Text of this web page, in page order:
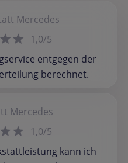
Mercedes
1,0/5
entgegen der
berechnet.
Mercedes
1,0/5
kann ich